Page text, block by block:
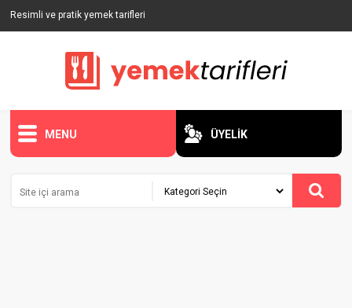
Resimli ve pratik yemek tarifleri
MENU ÜYELİK